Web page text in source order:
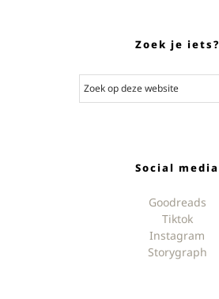
Zoek je iets?
Social media
Goodreads
Tiktok
Instagram
Storygraph